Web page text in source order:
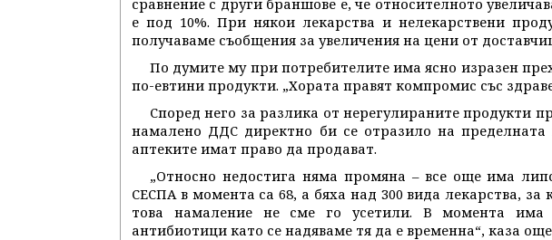
сравнение с други браншове е, че относителното
е под 10%. При някои лекарства и нелекарствени
получаваме съобщения за увеличения на цени от
По думите му при потребителите има ясно изразен
по-евтини продукти. „Хората правят компромис със
Според него за разлика от нерегулираните продукти
намалено ДДС директно би се отразило на
аптеките имат право да продават.
„Относно недостига няма промяна – все още има
СЕСПА в момента са 68, а бяха над 300 вида лекарства,
това намаление не сме го усетили. В момента има
антибиотици като се надяваме тя да е временна“, каза